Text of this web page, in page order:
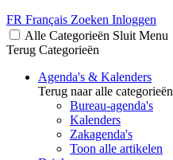
FR Français Zoeken Inloggen
Alle Categorieën Sluit Menu
Terug Categorieën
Agenda's & Kalenders
Terug naar alle categorieën
Bureau-agenda's
Kalenders
Zakagenda's
Toon alle artikelen